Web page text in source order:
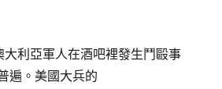
利亞軍人在酒吧裡發生鬥毆事
遍。美國大兵的